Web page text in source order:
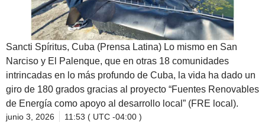
Sancti Spíritus, Cuba (Prensa Latina) Lo mismo en San
Narciso y El Palenque, que en otras 18 comunidades
intrincadas en lo más profundo de Cuba, la vida ha dado un
giro de 180 grados gracias al proyecto “Fuentes Renovables
de Energía como apoyo al desarrollo local” (FRE local).
junio 3, 2026 11:53 ( UTC -04:00 )